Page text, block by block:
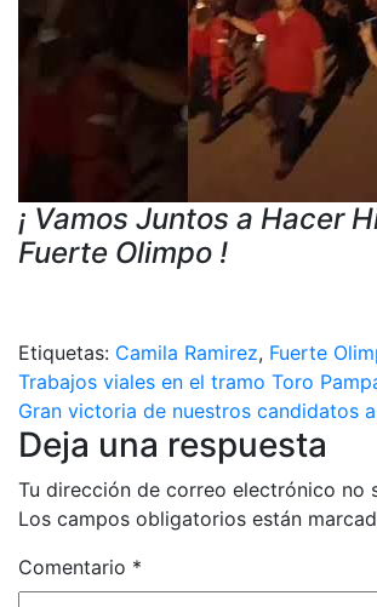
¡ Vamos Juntos a Hacer
Fuerte Olimpo !
Etiquetas: Camila Ramirez, Fuerte
Navegación
de
entradas
Trabajos viales en el tramo Toro
Gran victoria de nuestros candidatos
Deja una respuesta
Tu dirección de correo electrónico no
Los campos obligatorios están
Comentario *